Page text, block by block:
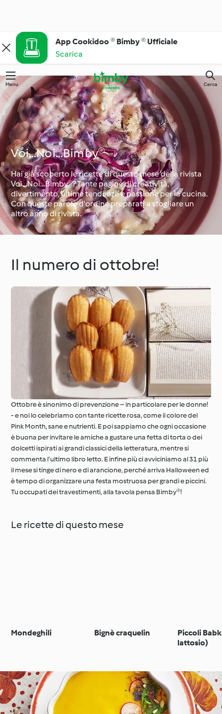
App Cookidoo ® Bimby ® Ufficiale
Scarica
Menu Cerca
Voi…Noi…Bimby®
Hai già scoperto le ricette di questo mese della rivista
Voi…Noi…Bimby®? Tante pagine di creatività,
divertimento, ultime tendenze e passione per la cucina.
Con queste parole d'ordine preparati a sfogliare un
altro anno di rivista.
Il numero di ottobre!
Ottobre è sinonimo di prevenzione – in particolare per le donne!
- e noi lo celebriamo con tante ricette rosa, come il colore del
Pink Month, sane e nutrienti. E poi sappiamo che ogni occasione
è buona per invitare le amiche a gustare una fetta di torta o dei
dolcetti ispirati ai grandi classici della letteratura, mentre si
commenta l’ultimo libro letto. E infine più ci avviciniamo al 31 più
il mese si tinge di nero e di arancione, perché arriva Halloween ed
è tempo di organizzare una festa mostruosa per grandi e piccini.
Tu occupati dei travestimenti, alla tavola pensa Bimby®!
Le ricette di questo mese
Mondeghili Bignè craquelin
Piccoli
lattosio)